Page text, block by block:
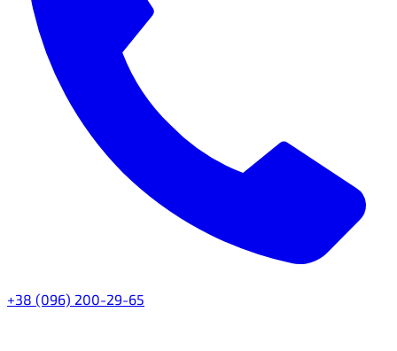
+38 (096) 200-29-65